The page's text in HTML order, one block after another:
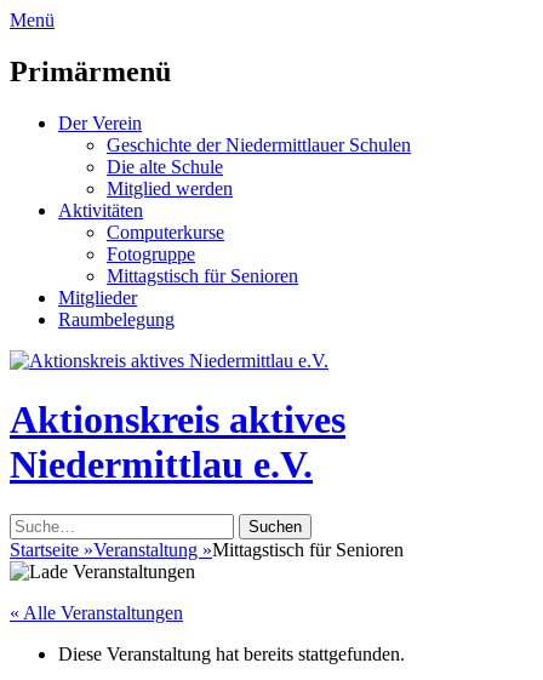
zum
überspringen
Menü
Primärmenü
Der Verein
Geschichte der Niedermittlauer Schulen
Die alte Schule
Mitglied werden
Aktivitäten
Computerkurse
Fotogruppe
Mittagstisch für Senioren
Mitglieder
Raumbelegung
Header
Aktionskreis aktives
Niedermittlau e.V.
Suche
nach:
Startseite »Veranstaltung »Mittagstisch für Senioren
« Alle Veranstaltungen
Diese Veranstaltung hat bereits stattgefunden.